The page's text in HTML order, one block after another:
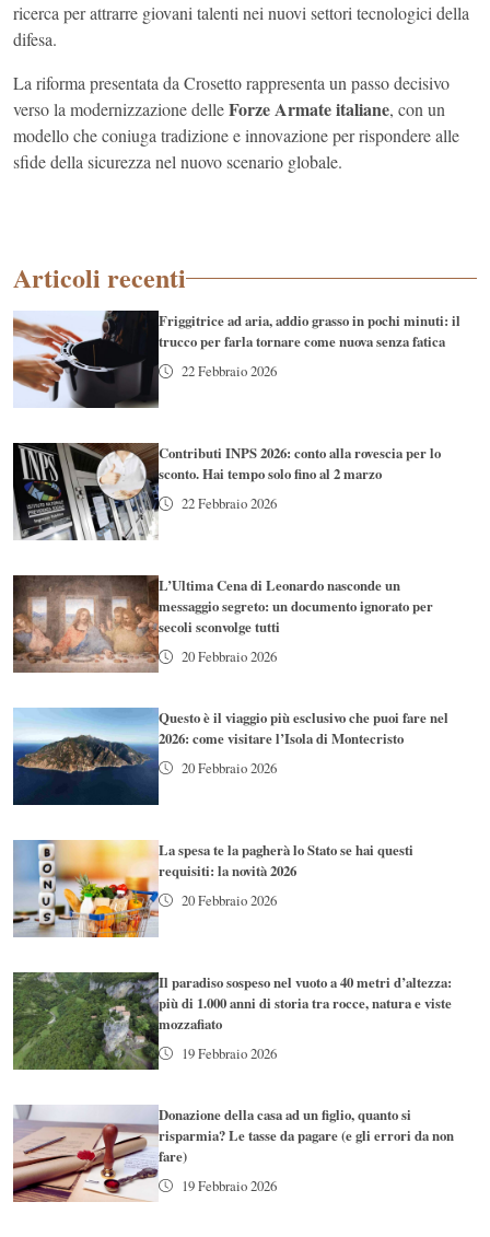
ricerca per attrarre giovani talenti nei nuovi settori tecnologici della
difesa.
La riforma presentata da Crosetto rappresenta un passo decisivo
verso la modernizzazione delleForze Armate italiane, con un
modello che coniuga tradizione e innovazione per rispondere alle
sfide della sicurezza nel nuovo scenario globale.
Articoli recenti
Friggitrice ad aria, addio grasso in pochi minuti: il
trucco per farla tornare come nuova senza fatica
22 Febbraio 2026
Contributi INPS 2026: conto alla rovescia per lo
sconto. Hai tempo solo fino al 2 marzo
22 Febbraio 2026
L’Ultima Cena di Leonardo nasconde un
messaggio segreto: un documento ignorato per
secoli sconvolge tutti
20 Febbraio 2026
Questo è il viaggio più esclusivo che puoi fare nel
2026: come visitare l’Isola di Montecristo
20 Febbraio 2026
La spesa te la pagherà lo Stato se hai questi
requisiti: la novità 2026
20 Febbraio 2026
Il paradiso sospeso nel vuoto a 40 metri d’altezza:
più di 1.000 anni di storia tra rocce, natura e viste
mozzafiato
19 Febbraio 2026
Donazione della casa ad un figlio, quanto si
risparmia? Le tasse da pagare (e gli errori da non
fare)
19 Febbraio 2026